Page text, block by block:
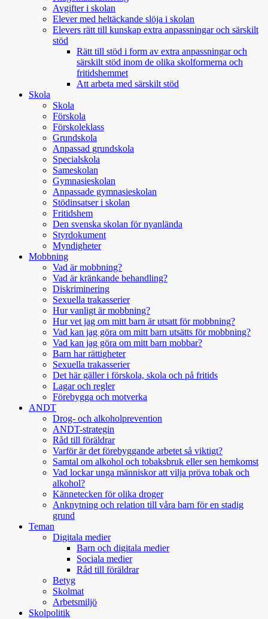
Avgifter i skolan
Elever med heltäckande slöja i skolan
Elevers rätt till kunskap extra anpassningar och särskilt
stöd
Rätt till stöd i form av extra anpassningar och
särskilt stöd inom de olika skolformerna och
fritidshemmet
Att arbeta med särskilt stöd
Skola
Skola
Förskola
Förskoleklass
Grundskola
Anpassad grundskola
Specialskola
Sameskolan
Gymnasieskolan
Anpassade gymnasieskolan
Stödinsatser i skolan
Fritidshem
Den svenska skolan för nyanlända
Styrdokument
Myndigheter
Mobbning
Vad är mobbning?
Vad är kränkande behandling?
Diskriminering
Sexuella trakasserier
Hur vanligt är mobbning?
Hur vet jag om mitt barn är utsatt för mobbning?
Vad kan jag göra om mitt barn utsätts för mobbning?
Vad kan jag göra om mitt barn mobbar?
Barn har rättigheter
Sexuella trakasserier
Det här gäller i förskola, skola och på fritids
Lagar och regler
Förebygga och motverka
ANDT
Drog- och alkoholprevention
ANDT-strategin
Råd till föräldrar
Varför är det förebyggande arbetet så viktigt?
Samtal om alkohol och tobaksbruk eller sen hemkomst
Vad lockar unga människor att vilja pröva tobak och
alkohol?
Kännetecken för olika droger
Anknytning och relation till våra barn för en stadig
grund
Teman
Digitala medier
Barn och digitala medier
Sociala medier
Råd till föräldrar
Betyg
Skolmat
Arbetsmiljö
Skolpolitik